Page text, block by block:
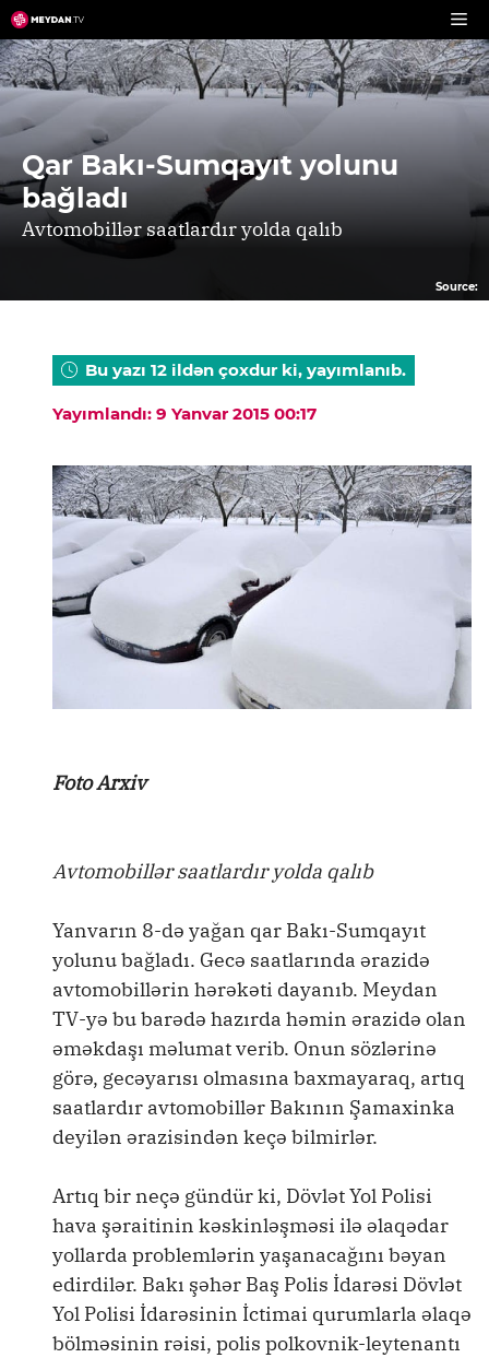
Skip
to
content
Qar Bakı-Sumqayıt yolunu
bağladı
Avtomobillər saatlardır yolda qalıb
Source:
Bu yazı 12 ildən çoxdur ki, yayımlanıb.
Yayımlandı: 9 Yanvar 2015 00:17
Foto Arxiv
Avtomobillər saatlardır yolda qalıb
Yanvarın 8-də yağan qar Bakı-Sumqayıt
yolunu bağladı. Gecə saatlarında ərazidə
avtomobillərin hərəkəti dayanıb. Meydan
TV-yə bu barədə hazırda həmin ərazidə olan
əməkdaşı məlumat verib. Onun sözlərinə
görə, gecəyarısı olmasına baxmayaraq, artıq
saatlardır avtomobillər Bakının Şamaxinka
deyilən ərazisindən keçə bilmirlər.
Artıq bir neçə gündür ki, Dövlət Yol Polisi
hava şəraitinin kəskinləşməsi ilə əlaqədar
yollarda problemlərin yaşanacağını bəyan
edirdilər. Bakı şəhər Baş Polis İdarəsi Dövlət
Yol Polisi İdarəsinin İctimai qurumlarla əlaqə
bölməsinin rəisi, polis polkovnik-leytenantı